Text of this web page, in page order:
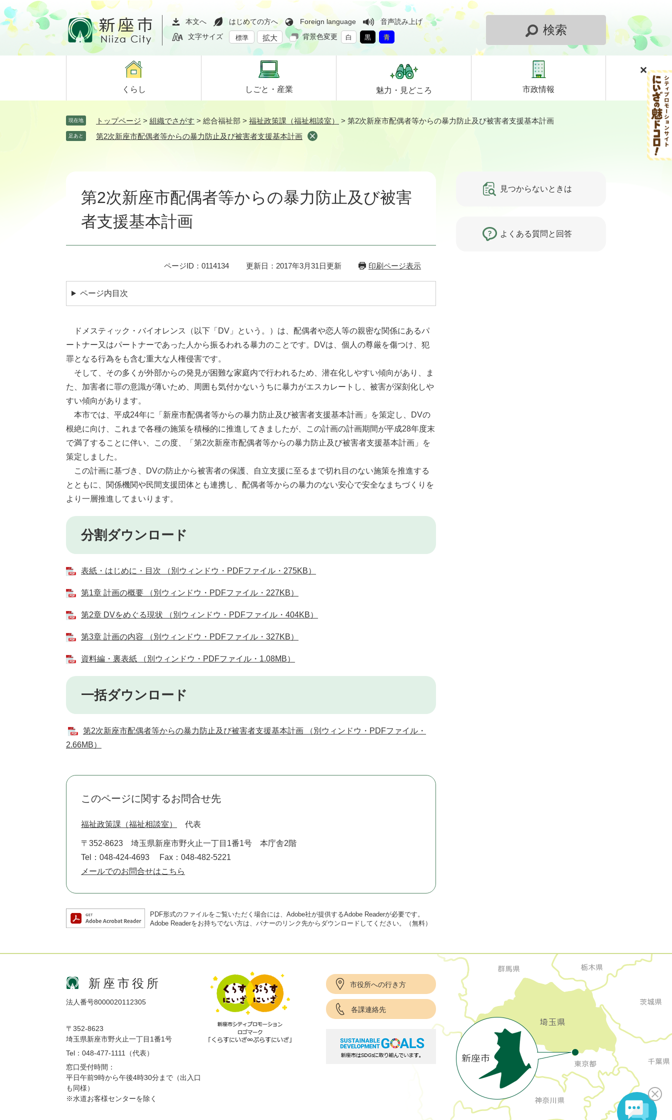
ペ
ー
ジ
メ
ニ
ュ
て
本文へ はじめての方へ Foreign language
音声読み上げ
文字サイズ
標準 拡大 背景色変更 白 黒 青
検索
くらし しごと・ 産業 魅力・ 見どころ 市政情報
現在地 トップページ > 組織でさがす > 総合福祉部 > 福祉政策課（福祉相談室） > 第2次新座市配偶者等からの暴力防止及び被害者支援基本計画
足あと 第2次新座市配偶者等からの暴力防止及び被害者支援基本計画
第2次新座市配偶者等からの暴力防止及び被害
者支援基本計画
ページID：0114134 更新日：2017年3月31日更新 印刷ページ表示
ページ内目次
ドメスティック・バイオレンス（以下「DV」という。）は、配偶者や恋人等の親密な関係にあるパ
ートナー又はパートナーであった人から振るわれる暴力のことです。DVは、個人の尊厳を傷つけ、犯
罪となる行為をも含む重大な人権侵害です。
そして、その多くが外部からの発見が困難な家庭内で行われるため、潜在化しやすい傾向があり、ま
た、加害者に罪の意識が薄いため、周囲も気付かないうちに暴力がエスカレートし、被害が深刻化しや
すい傾向があります。
本市では、平成24年に「新座市配偶者等からの暴力防止及び被害者支援基本計画」を策定し、DVの
根絶に向け、これまで各種の施策を積極的に推進してきましたが、この計画の計画期間が平成28年度末
で満了することに伴い、この度、「第2次新座市配偶者等からの暴力防止及び被害者支援基本計画」を
策定しました。
この計画に基づき、DVの防止から被害者の保護、自立支援に至るまで切れ目のない施策を推進する
とともに、関係機関や民間支援団体とも連携し、配偶者等からの暴力のない安心で安全なまちづくりを
より一層推進してまいります。
分割ダウンロード
表紙・はじめに・目次 （別ウィンドウ・PDFファイル・275KB）
第1章 計画の概要 （別ウィンドウ・PDFファイル・227KB）
第2章 DVをめぐる現状 （別ウィンドウ・PDFファイル・404KB）
第3章 計画の内容 （別ウィンドウ・PDFファイル・327KB）
資料編・裏表紙 （別ウィンドウ・PDFファイル・1.08MB）
一括ダウンロード
第2次新座市配偶者等からの暴力防止及び被害者支援基本計画 （別ウィンドウ・PDFファイル・
2.66MB）
このページに関するお問合せ先
福祉政策課（福祉相談室） 代表
〒352-8623
埼玉県新座市野火止一丁目1番1号 本庁舎2階
Tel：048-424-4693
Fax：048-482-5221
メールでのお問合せはこちら
PDF形式のファイルをご覧いただく場合には、Adobe社が提供するAdobe Readerが必要です。
Adobe Readerをお持ちでない方は、バナーのリンク先からダウンロードしてください。（無料）
見つからないときは
よくある質問と回答
新座市役所
法人番号8000020112305
〒352-8623
埼玉県新座市野火止一丁目1番1号
Tel：048-477-1111（代表）
窓口受付時間：
平日午前9時から午後4時30分まで（出入口
も同様）
※水道お客様センターを除く
市役所への行き方
各課連絡先